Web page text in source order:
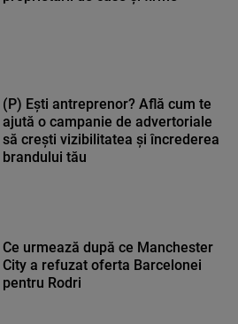
(P) Ești antreprenor? Află cum te
ajută o campanie de advertoriale
să crești vizibilitatea și încrederea
brandului tău
Ce urmează după ce Manchester
City a refuzat oferta Barcelonei
pentru Rodri